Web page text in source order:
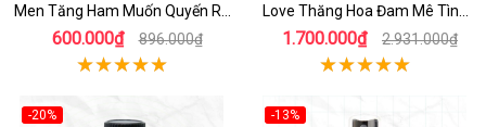
Men Tăng Ham Muốn Quyến Rũ
Mạnh Mẽ
600.000₫ 896.000₫
Love Thăng Hoa Đam Mê Tình
Yêu
1.700.000₫ 2.931.000₫
-20% -13%